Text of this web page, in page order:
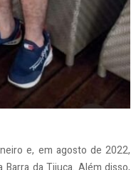
e, em agosto de 2022,